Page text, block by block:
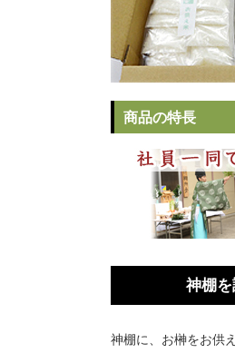
商品の特長
神棚を
神棚に、お榊をお供